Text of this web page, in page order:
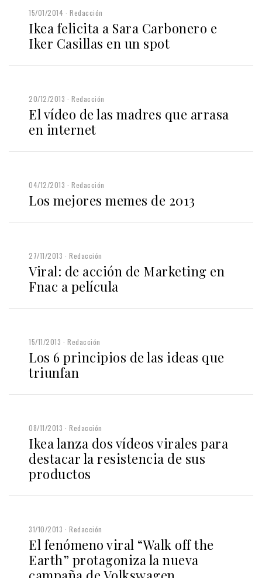
15/01/2014 Redacción
Ikea felicita a Sara Carbonero e
Iker Casillas en un spot
20/12/2013 Redacción
El vídeo de las madres que arrasa
en internet
04/12/2013 Redacción
Los mejores memes de 2013
27/11/2013 Redacción
Viral: de acción de Marketing en
Fnac a película
15/11/2013 Redacción
Los 6 principios de las ideas que
triunfan
08/11/2013 Redacción
Ikea lanza dos vídeos virales para
destacar la resistencia de sus
productos
31/10/2013 Redacción
El fenómeno viral “Walk off the
Earth” protagoniza la nueva